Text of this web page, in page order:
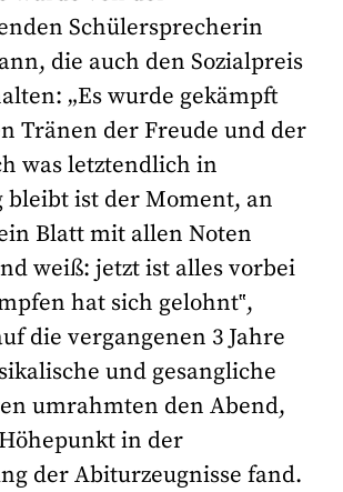
Schülersprecherin
die auch den Sozialpreis
„Es wurde gekämpft
Tränen der Freude und der
was letztendlich in
ist der Moment, an
Blatt mit allen Noten
weiß: jetzt ist alles vorbei
hat sich gelohnt‟,
die vergangenen 3 Jahre
und gesangliche
umrahmten den Abend,
in der
der Abiturzeugnisse fand.